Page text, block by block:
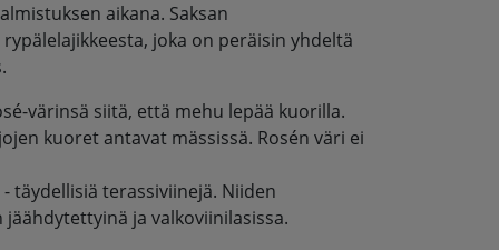
aikana. Saksan
joka on peräisin yhdeltä
värinsä siitä, että mehu lepää kuorilla.
kuoret antavat mässissä. Rosén väri ei
täydellisiä terassiviinejä. Niiden
ja valkoviinilasissa.